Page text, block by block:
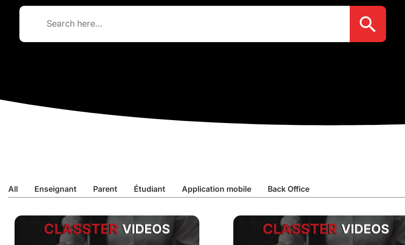
Search
Search Button
All Enseignant Parent Étudiant Application mobile Back Office